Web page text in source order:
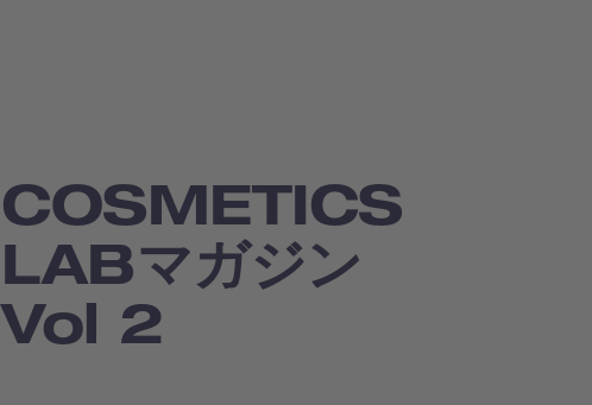
COSMETICS
LABマガジン
Vol 2